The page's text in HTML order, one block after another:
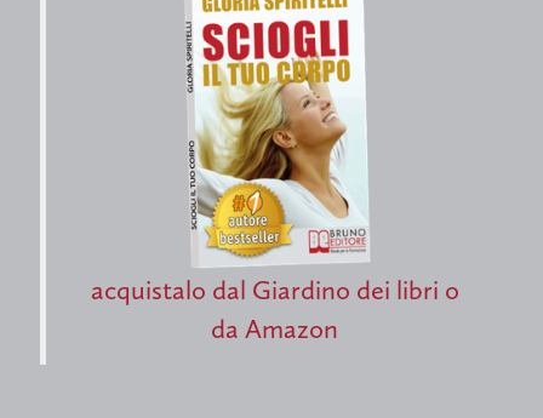
acquistalo dal Giardino dei libri o
da Amazon